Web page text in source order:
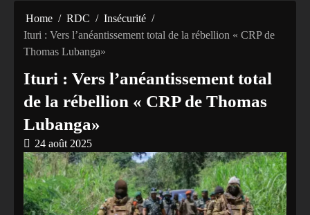
Home RDC
Insécurité
Ituri : Vers l’anéantissement total de la rébellion « CRP de
Thomas Lubanga»
Ituri : Vers l’anéantissement total
de la rébellion « CRP de Thomas
Lubanga»
24 août 2025